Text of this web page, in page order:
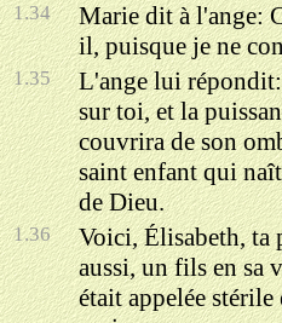
1.34
Marie dit à l'ange:
il, puisque je ne
1.35
L'ange lui
sur toi, et la
couvrira de son
saint enfant qui
de Dieu.
1.36
Voici, Élisabeth, ta
aussi, un fils en sa
était appelée